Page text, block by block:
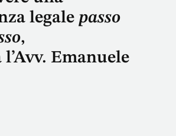
legale passo
,
Emanuele